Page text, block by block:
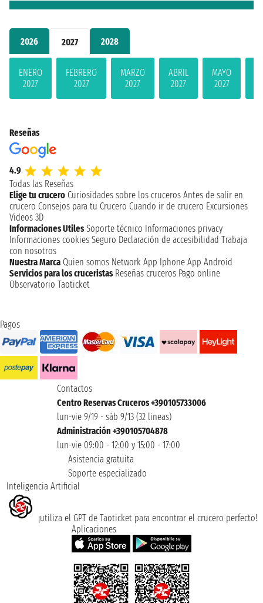
2026 2027 2028
ENERO
2027
FEBRERO
2027
MARZO
2027
ABRIL
2027
MAYO
2027
Reseñas
4.9
Todas las Reseñas
Elige tu crucero Curiosidades sobre los cruceros Antes de salir en
crucero Consejos para tu Crucero Cuando ir de crucero Excursiones
Videos 3D
Informaciones Utiles Soporte técnico Informaciones privacy
Informaciones cookies Seguro Declaración de accesibilidad Trabaja
con nosotros
Nuestra Marca Quien somos Network App Iphone App Android
Servicios para los cruceristas Reseñas cruceros Pago online
Observatorio Taoticket
Pagos
Contactos
Centro Reservas Cruceros +390105733006
lun-vie 9/19 - sáb 9/13 (32 lineas)
Administración +390105704878
lun-vie 09:00 - 12:00 y 15:00 - 17:00
Asistencia gratuita
Soporte especializado
Inteligencia Artificial
¡utiliza el GPT de Taoticket para encontrar el crucero perfecto!
Aplicaciones